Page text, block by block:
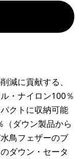
減に貢献する、
・ナイロン100％
クトに収納可能
ダウン製品から
鳥フェザーのブ
ダウン・セータ